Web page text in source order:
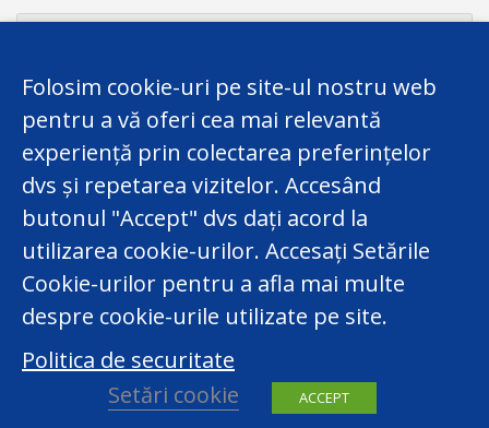
Acest website a fost elaborat în cadrul Proiectului
Twinning finanțat de UE „Consolidarea Capacităților
Centrului Național pentru Protecția Datelor cu Caracter
Personal al Republicii Moldova”. Totuși,
responsabilitatea legală privind conținutul website-ului
îi revine exclusiv Centrului Național pentru Protecția
Datelor cu Caracter Personal.
Folosim cookie-uri pe site-ul nostru web
pentru a vă oferi cea mai relevantă
experiență prin colectarea preferințelor
dvs și repetarea vizitelor. Accesând
butonul "Accept" dvs dați acord la
utilizarea cookie-urilor. Accesați Setările
Cookie-urilor pentru a afla mai multe
despre cookie-urile utilizate pe site.
Politica de securitate
Setări cookie
ACCEPT